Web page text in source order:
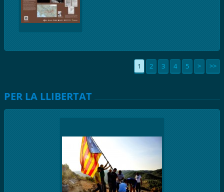
1 2 3 4 5 > >>
PER LA LLIBERTAT